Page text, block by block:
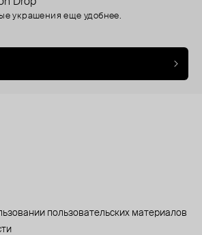
украшения еще удобнее.
пользовательских материалов